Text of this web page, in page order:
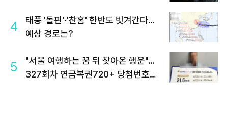
4
태풍 '돌핀'·'찬홈' 한반도 빗겨간다…
예상 경로는?
5
"서울 여행하는 꿈 뒤 찾아온 행운"…
327회차 연금복권720+ 당첨번호조